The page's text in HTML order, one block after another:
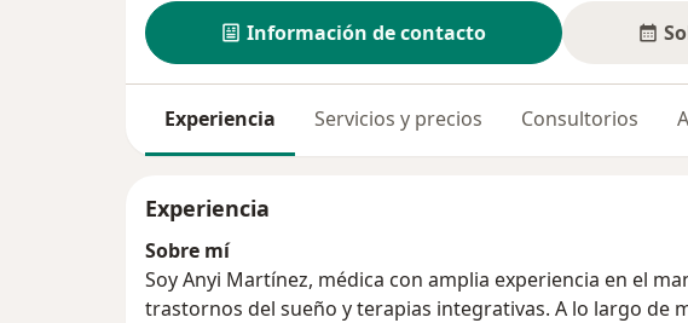
Información de contacto
Experiencia Servicios y precios Consultorios
Experiencia
Sobre mí
Soy Anyi Martínez, médica con amplia experiencia en el
trastornos del sueño y terapias integrativas. A lo largo de